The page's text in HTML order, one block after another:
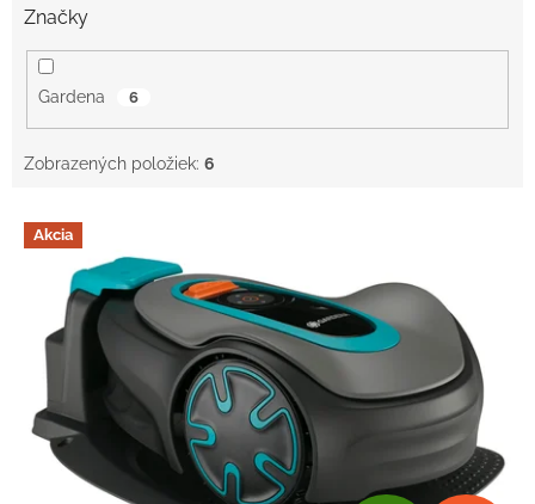
Značky
Gardena 6
Zobrazených položiek: 6
V Akcia